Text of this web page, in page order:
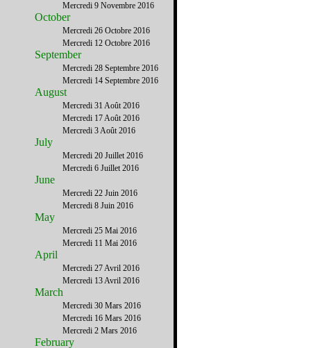
Mercredi 9 Novembre 2016
October
Mercredi 26 Octobre 2016
Mercredi 12 Octobre 2016
September
Mercredi 28 Septembre 2016
Mercredi 14 Septembre 2016
August
Mercredi 31 Août 2016
Mercredi 17 Août 2016
Mercredi 3 Août 2016
July
Mercredi 20 Juillet 2016
Mercredi 6 Juillet 2016
June
Mercredi 22 Juin 2016
Mercredi 8 Juin 2016
May
Mercredi 25 Mai 2016
Mercredi 11 Mai 2016
April
Mercredi 27 Avril 2016
Mercredi 13 Avril 2016
March
Mercredi 30 Mars 2016
Mercredi 16 Mars 2016
Mercredi 2 Mars 2016
February